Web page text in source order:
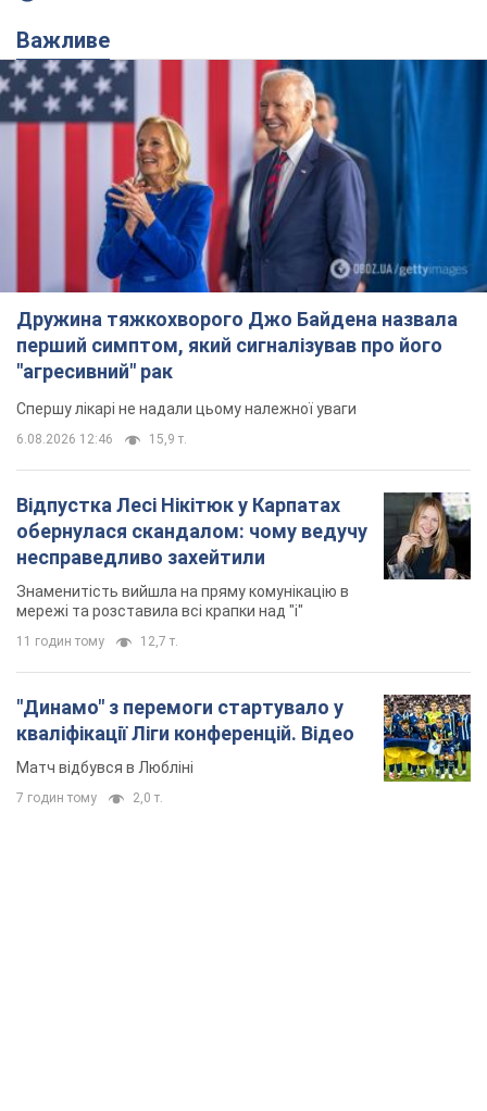
Важливе
Дружина тяжкохворого Джо Байдена назвала
перший симптом, який сигналізував про його
"агресивний" рак
Спершу лікарі не надали цьому належної уваги
6.08.2026 12:46 15,9 т.
Відпустка Лесі Нікітюк у Карпатах
обернулася скандалом: чому ведучу
несправедливо захейтили
Знаменитість вийшла на пряму комунікацію в
мережі та розставила всі крапки над "і"
11 годин тому 12,7 т.
"Динамо" з перемоги стартувало у
кваліфікації Ліги конференцій. Відео
Матч відбувся в Любліні
7 годин тому 2,0 т.